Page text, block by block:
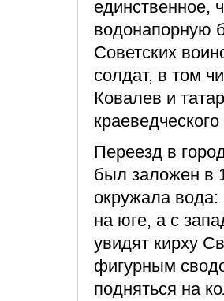
единственное,
водонапорную
Советских
солдат, в том
Ковалев и
Переезд в
был заложен в
окружала
на юге, а с
увидят кирху
фигурным
подняться на